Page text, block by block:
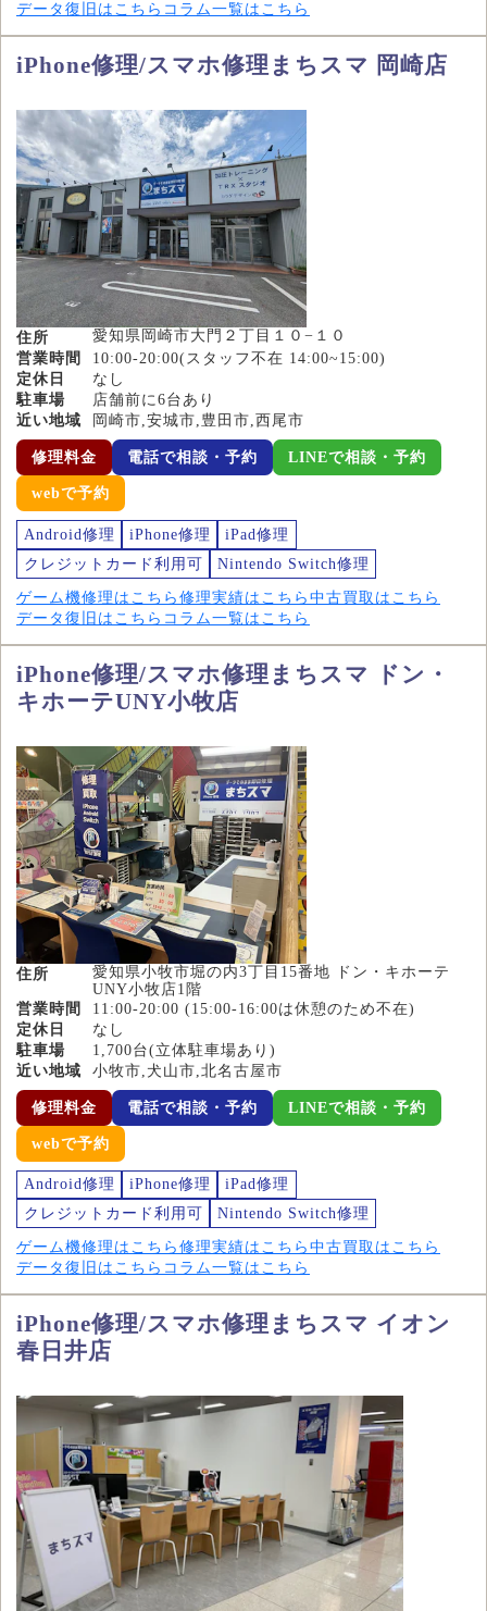
データ復旧はこちら コラム一覧はこちら
iPhone修理/スマホ修理まちスマ 岡崎店
住所
愛知県岡崎市大門２丁目１０−１０
営業時間
10:00-20:00(スタッフ不在 14:00~15:00)
定休日
なし
駐車場
店舗前に6台あり
近い地域
岡崎市,安城市,豊田市,西尾市
修理料金 電話で相談・予約 LINEで相談・予約
webで予約
Android修理 iPhone修理
iPad修理
クレジットカード利用可
Nintendo Switch修理
ゲーム機修理はこちら 修理実績はこちら 中古買取はこちら
データ復旧はこちら コラム一覧はこちら
iPhone修理/スマホ修理まちスマ ドン・
キホーテUNY小牧店
住所
愛知県小牧市堀の内3丁目15番地 ドン・キホーテ
UNY小牧店1階
営業時間
11:00-20:00 (15:00-16:00は休憩のため不在)
定休日
なし
駐車場
1,700台(立体駐車場あり)
近い地域
小牧市,犬山市,北名古屋市
修理料金 電話で相談・予約 LINEで相談・予約
webで予約
Android修理 iPhone修理
iPad修理
クレジットカード利用可
Nintendo Switch修理
ゲーム機修理はこちら 修理実績はこちら 中古買取はこちら
データ復旧はこちら コラム一覧はこちら
iPhone修理/スマホ修理まちスマ イオン
春日井店